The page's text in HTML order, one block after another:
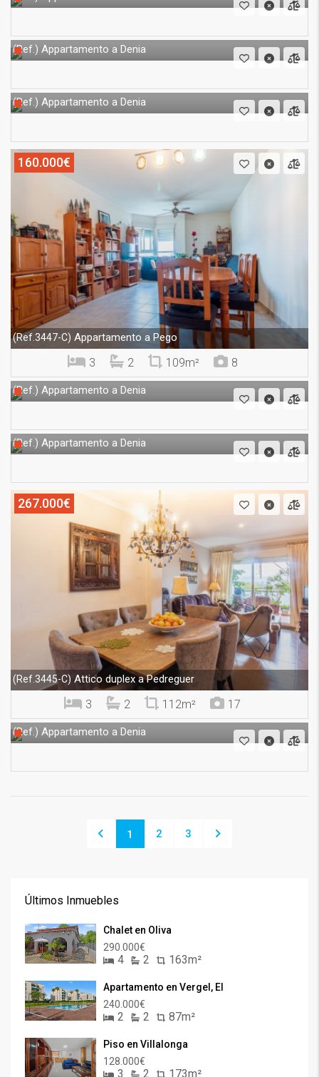
(Ref.) Appartamento a Denia
(Ref.) Appartamento a Denia
160.000€
(Ref.3447-C) Appartamento a Pego
3 2 109m² 8
(Ref.) Appartamento a Denia
(Ref.) Appartamento a Denia
267.000€
(Ref.3445-C) Attico duplex a Pedreguer
3 2 112m² 17
(Ref.) Appartamento a Denia
1 2 3
Últimos Inmuebles
Chalet en Oliva
290.000€
4 2 163m²
Apartamento en Vergel, El
240.000€
2 2 87m²
Piso en Villalonga
128.000€
3 2 173m²